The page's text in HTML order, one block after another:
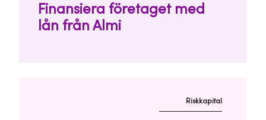
Finansiera företaget med
lån från Almi
Riskkapital